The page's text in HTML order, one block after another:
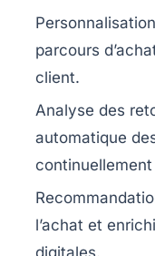
parcours
client.
Analyse des
automatique
l’achat et
digitales.